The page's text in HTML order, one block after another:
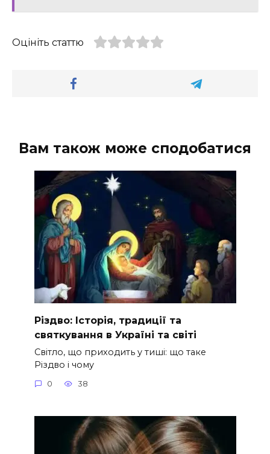
Оцініть статтю
Вам також може сподобатися
Різдво: Історія, традиції та
святкування в Україні та світі
Світло, що приходить у тиші: що таке
Різдво і чому
0 38